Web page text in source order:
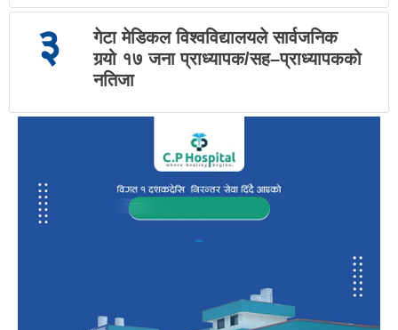
३
गेटा मेडिकल विश्वविद्यालयले सार्वजनिक
गर्‍यो १७ जना प्राध्यापक/सह–प्राध्यापकको
नतिजा